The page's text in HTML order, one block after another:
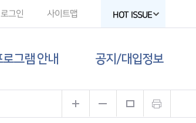
로그인 사이트맵 HOT ISSUE
로그램 안내 공지/대입정보
공지사항